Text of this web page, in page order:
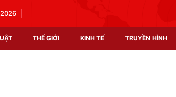
THẾ GIỚI KINH TẾ TRUYỀN HÌNH